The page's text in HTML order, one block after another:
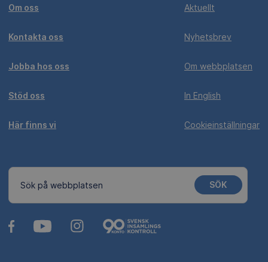
Om oss
Kontakta oss
Jobba hos oss
Stöd oss
Här finns vi
Aktuellt
Nyhetsbrev
Om webbplatsen
In English
Cookieinställningar
Sök på webbplatsen SÖK